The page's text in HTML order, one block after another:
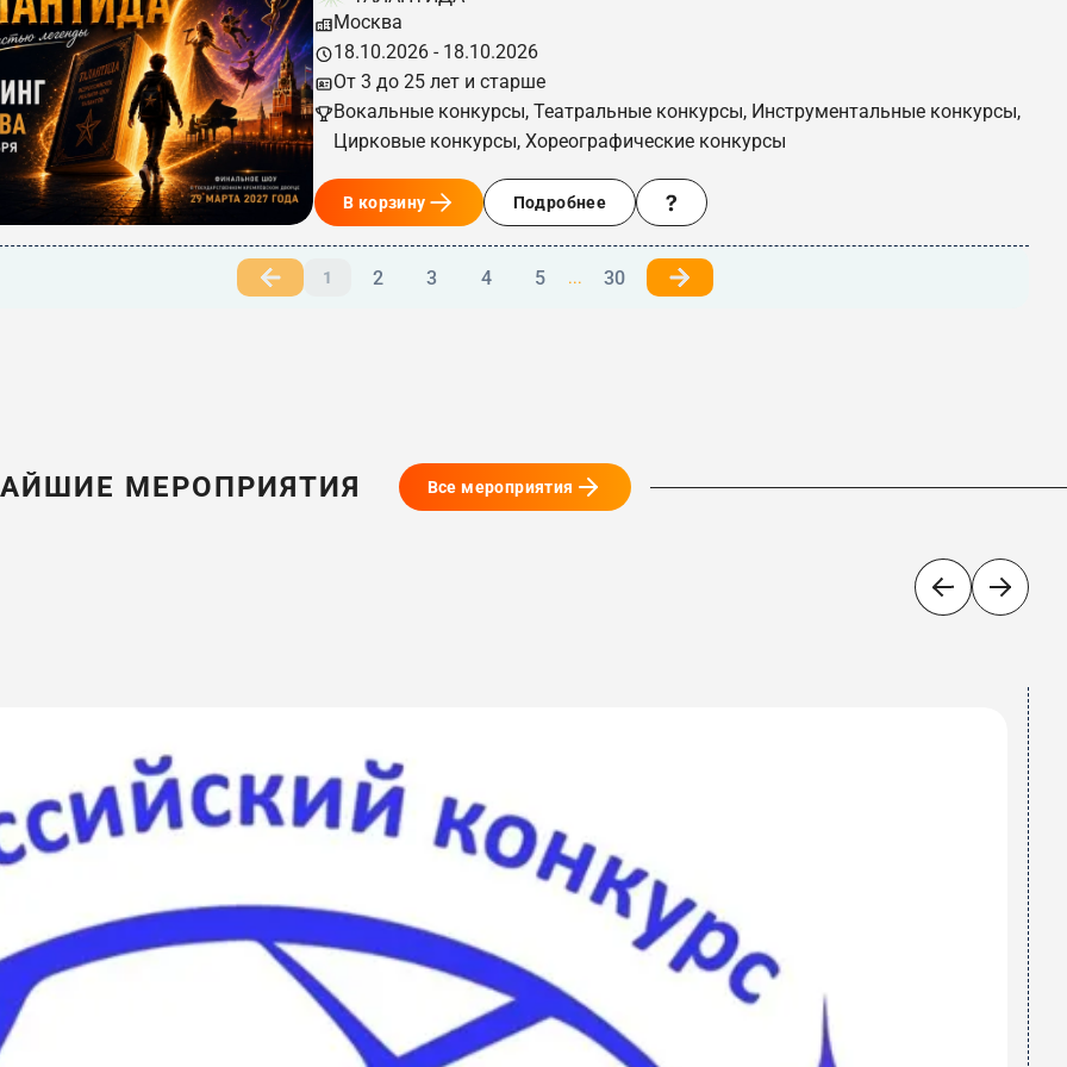
Москва
18.10.2026 - 18.10.2026
От 3 до 25 лет и старше
Вокальные конкурсы, Театральные конкурсы, Инструментальные конкурсы,
Цирковые конкурсы, Хореографические конкурсы
В корзину Подробнее
1 2 3 4 5 ... 30
МЕРОПРИЯТИЯ Все мероприятия